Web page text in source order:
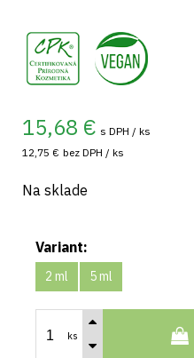
15,68 € s DPH / ks
12,75 € bez DPH / ks
Na sklade
Variant:
2 ml 5 ml
ks